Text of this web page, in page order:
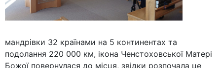
мандрівки 32 країнами на 5 континентах та
подолання 220 000 км, ікона Ченстоховської Матері
Божої повернулася до місця, звідки розпочала це